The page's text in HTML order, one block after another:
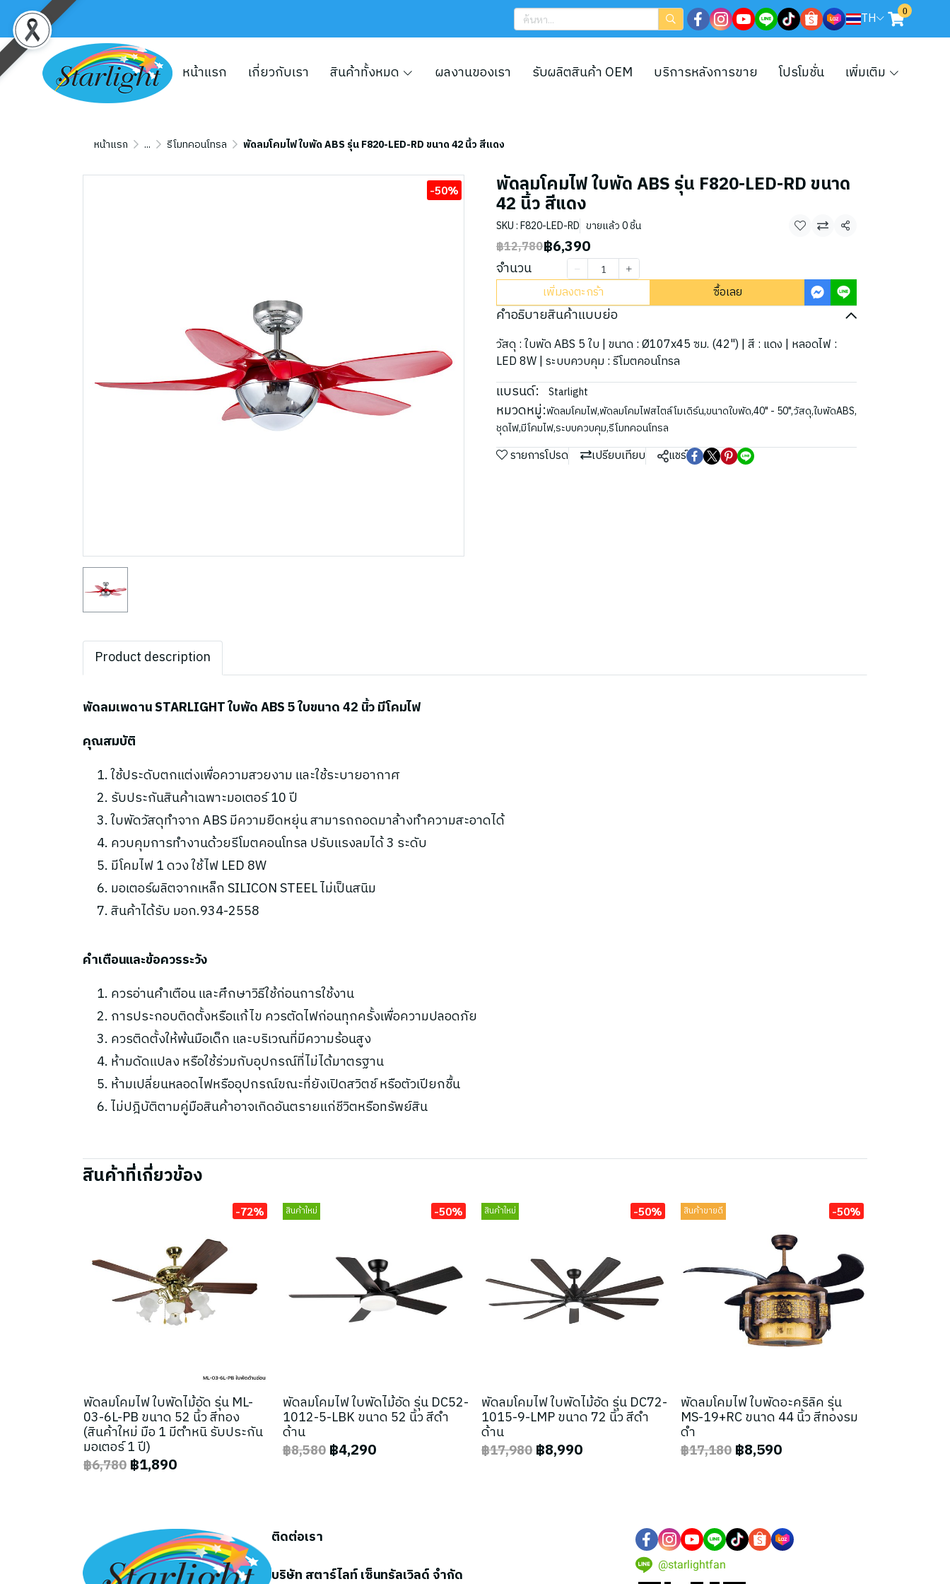
TH 0
หน้าแรก เกี่ยวกับเรา สินค้าทั้งหมด ผลงานของเรา รับผลิตสินค้า OEM บริการหลังการขาย โปรโมชั่น เพิ่มเติม
หน้าแรก ... รีโมทคอนโทรล พัดลมโคมไฟ ใบพัด ABS รุ่น F820-LED-RD ขนาด 42 นิ้ว สีแดง
-50% พัดลมโคมไฟ ใบพัด ABS รุ่น F820-LED-RD ขนาด
42 นิ้ว สีแดง
SKU : F820-LED-RD ขายแล้ว 0 ชิ้น
แชร์
฿12,780฿6,390
จำนวน
เพิ่มลงตะกร้า ซื้อเลย
คำอธิบายสินค้าแบบย่อ
วัสดุ : ใบพัด ABS 5 ใบ | ขนาด : Ø107x45 ซม. (42") | สี : แดง | หลอดไฟ :
LED 8W | ระบบควบคุม : รีโมตคอนโทรล
แบรนด์: Starlight
หมวดหมู่:พัดลมโคมไฟ,พัดลมโคมไฟสไตล์โมเดิร์น,ขนาดใบพัด,40" - 50",วัสดุ,ใบพัดABS,
ชุดไฟ,มีโคมไฟ,ระบบควบคุม,รีโมทคอนโทรล
รายการโปรด เปรียบเทียบ แชร์
Product description
พัดลมเพดาน STARLIGHT ใบพัด ABS 5 ใบขนาด 42 นิ้ว มีโคมไฟ
คุณสมบัติ
ใช้ประดับตกแต่งเพื่อความสวยงาม และใช้ระบายอากาศ
รับประกันสินค้าเฉพาะมอเตอร์ 10 ปี
ใบพัดวัสดุทำจาก ABS มีความยืดหยุ่น สามารถถอดมาล้างทำความสะอาดได้
ควบคุมการทำงานด้วยรีโมตคอนโทรล ปรับแรงลมได้ 3 ระดับ
มีโคมไฟ 1 ดวง ใช้ไฟ LED 8W
มอเตอร์ผลิตจากเหล็ก SILICON STEEL ไม่เป็นสนิม
สินค้าได้รับ มอก.934-2558
คำเตือนและข้อควรระวัง
ควรอ่านคำเตือน และศึกษาวิธีใช้ก่อนการใช้งาน
การประกอบติดตั้งหรือแก้ไข ควรตัดไฟก่อนทุกครั้งเพื่อความปลอดภัย
ควรติดตั้งให้พ้นมือเด็ก และบริเวณที่มีความร้อนสูง
ห้ามดัดแปลง หรือใช้ร่วมกับอุปกรณ์ที่ไม่ได้มาตรฐาน
ห้ามเปลี่ยนหลอดไฟหรืออุปกรณ์ขณะที่ยังเปิดสวิตช์ หรือตัวเปียกชื้น
ไม่ปฎิบัติตามคู่มือสินค้าอาจเกิดอันตรายแก่ชีวิตหรือทรัพย์สิน
สินค้าที่เกี่ยวข้อง
-72%
พัดลมโคมไฟ ใบพัดไม้อัด รุ่น ML-
03-6L-PB ขนาด 52 นิ้ว สีทอง
(สินค้าใหม่ มือ 1 มีตำหนิ รับประกัน
มอเตอร์ 1 ปี)
฿6,780 ฿1,890
สินค้าใหม่ -50%
พัดลมโคมไฟ ใบพัดไม้อัด รุ่น DC52-
1012-5-LBK ขนาด 52 นิ้ว สีดำ
ด้าน
฿8,580 ฿4,290
สินค้าใหม่ -50%
พัดลมโคมไฟ ใบพัดไม้อัด รุ่น DC72-
1015-9-LMP ขนาด 72 นิ้ว สีดำ
ด้าน
฿17,980 ฿8,990
สินค้าขายดี -50%
พัดลมโคมไฟ ใบพัดอะคริลิค รุ่น
MS-19+RC ขนาด 44 นิ้ว สีทองรม
ดำ
฿17,180 ฿8,590
ติดต่อเรา
บริษัท สตาร์ไลท์ เซ็นทรัลเวิลด์ จำกัด
@starlightfan